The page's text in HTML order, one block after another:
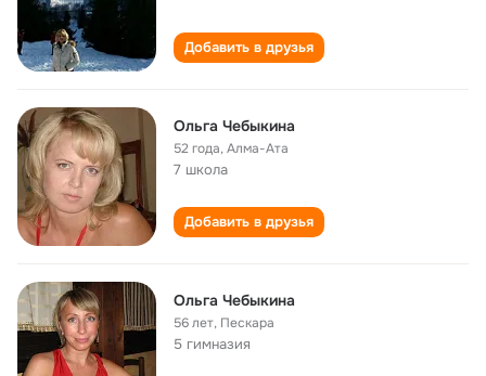
Добавить в друзья
Ольга Чебыкина
52 года,Алма-Ата
7 школа
Добавить в друзья
Ольга Чебыкина
56 лет, Пескара
5 гимназия